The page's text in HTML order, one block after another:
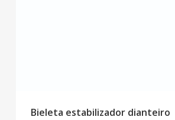
Bieleta estabilizador dianteiro